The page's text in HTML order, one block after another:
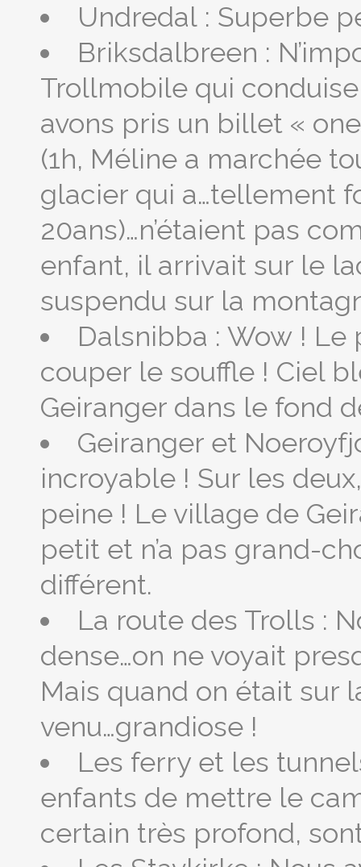
Undredal : Superbe
Briksdalbreen :
Trollmobile qui
avons pris un billet «
(1h, Méline a marchée
glacier qui a…tellement
20ans)…n’étaient pas
enfant, il arrivait sur le
suspendu sur la
Dalsnibba : Wow !
couper le souffle ! Ciel
Geiranger dans le fond
Geiranger et
incroyable ! Sur les
peine ! Le village de
petit et n’a pas grand-
différent.
La route des Trolls :
dense…on ne voyait
Mais quand on était sur
venu…grandiose !
Les ferry et les
enfants de mettre le
certain très profond,